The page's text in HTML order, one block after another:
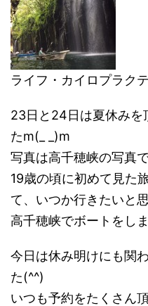
ライフ・カイロプラク
23日と24日は夏休みを
たm(_ _)m
写真は高千穂峡の写真で
19歳の頃に初めて見た
て、いつか行きたいと
高千穂峡でボートをし
今日は休み明けにも関
た(^^)
いつも予約をたくさん